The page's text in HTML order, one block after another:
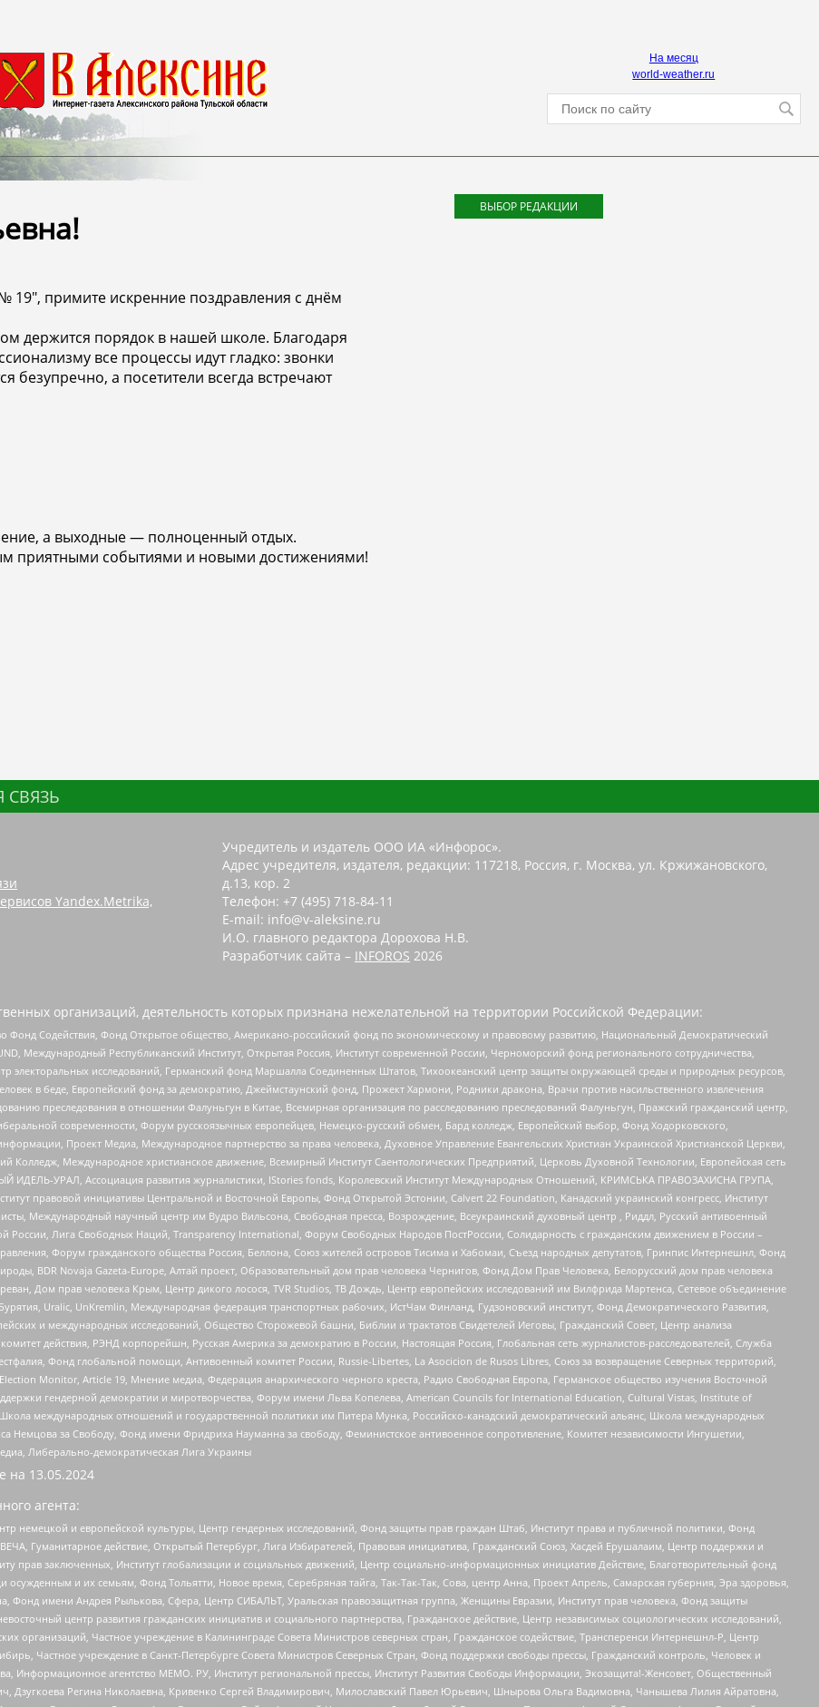
На месяц
world-weather.ru
примите искренние поздравления с днём
держится порядок в нашей школе. Благодаря
все процессы идут гладко: звонки
а посетители всегда встречают
а выходные — полноценный отдых.
приятными событиями и новыми достижениями!
ВЫБОР РЕДАКЦИИ
СВЯЗЬ
Yandex.Metrika,
Учредитель и издатель ООО ИА «Инфорос».
Адрес учредителя, издателя, редакции: 117218, Россия, г. Москва, ул. Кржижановского,
д.13, кор. 2
Телефон: +7 (495) 718-84-11
E-mail: info@v-aleksine.ru
И.О. главного редактора Дорохова Н.В.
Разработчик сайта – INFOROS 2026
организаций, деятельность которых признана нежелательной на территории Российской Федерации:
Содействия, Фонд Открытое общество, Американо-российский фонд по экономическому и правовому развитию, Национальный Демократический
Международный Республиканский Институт, Открытая Россия, Институт современной России, Черноморский фонд регионального сотрудничества,
электоральных исследований, Германский фонд Маршалла Соединенных Штатов, Тихоокеанский центр защиты окружающей среды и природных ресурсов,
в беде, Европейский фонд за демократию, Джеймстаунский фонд, Прожект Хармони, Родники дракона, Врачи против насильственного извлечения
преследования в отношении Фалуньгун в Китае, Всемирная организация по расследованию преследований Фалуньгун, Пражский гражданский центр,
современности, Форум русскоязычных европейцев, Немецко-русский обмен, Бард колледж, Европейский выбор, Фонд Ходорковского,
Проект Медиа, Международное партнерство за права человека, Духовное Управление Евангельских Христиан Украинской Христианской Церкви,
Международное христианское движение, Всемирный Институт Саентологических Предприятий, Церковь Духовной Технологии, Европейская сеть
УРАЛ, Ассоциация развития журналистики, IStories fonds, Королевский Институт Международных Отношений, КРИМСЬКА ПРАВОЗАХИСНА ГРУПА,
правовой инициативы Центральной и Восточной Европы, Фонд Открытой Эстонии, Calvert 22 Foundation, Канадский украинский конгресс, Институт
Международный научный центр им Вудро Вильсона, Свободная пресса, Возрождение, Всеукраинский духовный центр , Риддл, Русский антивоенный
Лига Свободных Наций, Transparеncy International, Форум Свободных Народов ПостРоссии, Солидарность с гражданским движением в России –
Форум гражданского общества Россия, Беллона, Союз жителей островов Тисима и Хабомаи, Съезд народных депутатов, Гринпис Интернешнл, Фонд
BDR Novaja Gazeta-Europe, Алтай проект, Образовательный дом прав человека Чернигов, Фонд Дом Прав Человека, Белорусский дом прав человека
Дом прав человека Крым, Центр дикого лосося, TVR Studios, ТВ Дождь, Центр европейских исследований им Вилфрида Мартенса, Сетевое объединение
Uralic, UnKremlin, Международная федерация транспортных рабочих, ИстЧам Финланд, Гудзоновский институт, Фонд Демократического Развития,
и международных исследований, Общество Сторожевой башни, Библии и трактатов Свидетелей Иеговы, Гражданский Совет, Центр анализа
действия, РЭНД корпорейшн, Русская Америка за демократию в России, Настоящая Россия, Глобальная сеть журналистов-расследователей, Служба
Фонд глобальной помощи, Антивоенный комитет России, Russie-Libertes, La Asocicion de Rusos Libres, Союз за возвращение Северных территорий,
Monitor, Article 19, Мнение медиа, Федерация анархического черного креста, Радио Свободная Европа, Германское общество изучения Восточной
гендерной демократии и миротворчества, Форум имени Льва Копелева, American Councils for International Education, Cultural Vistas, Institute of
международных отношений и государственной политики им Питера Мунка, Российско-канадский демократический альянс, Школа международных
за Свободу, Фонд имени Фридриха Науманна за свободу, Феминистское антивоенное сопротивление, Комитет независимости Ингушетии,
Либерально-демократическая Лига Украины
на 13.05.2024
агента:
немецкой и европейской культуры, Центр гендерных исследований, Фонд защиты прав граждан Штаб, Институт права и публичной политики, Фонд
Гуманитарное действие, Открытый Петербург, Лига Избирателей, Правовая инициатива, Гражданский Союз, Хасдей Ерушалаим, Центр поддержки и
прав заключенных, Институт глобализации и социальных движений, Центр социально-информационных инициатив Действие, Благотворительный фонд
и их семьям, Фонд Тольятти, Новое время, Серебряная тайга, Так-Так-Так, Сова, центр Анна, Проект Апрель, Самарская губерния, Эра здоровья,
Фонд имени Андрея Рылькова, Сфера, Центр СИБАЛЬТ, Уральская правозащитная группа, Женщины Евразии, Институт прав человека, Фонд защиты
центр развития гражданских инициатив и социального партнерства, Гражданское действие, Центр независимых социологических исследований,
Частное учреждение в Калининграде Совета Министров северных стран, Гражданское содействие, Трансперенси Интернешнл-Р, Центр
Частное учреждение в Санкт-Петербурге Совета Министров Северных Стран, Фонд поддержки свободы прессы, Гражданский контроль, Человек и
Информационное агентство МЕМО. РУ, Институт региональной прессы, Институт Развития Свободы Информации, Экозащита!-Женсовет, Общественный
Дзугкоева Регина Николаевна, Кривенко Сергей Владимирович, Милославский Павел Юрьевич, Шнырова Ольга Вадимовна, Чанышева Лилия Айратовна,